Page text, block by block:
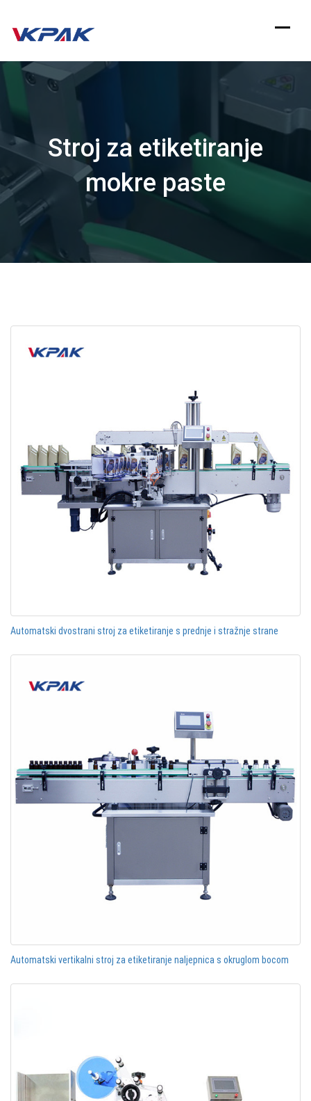
Preskoči
Stroj za etiketiranje
mokre paste
Automatski dvostrani stroj za etiketiranje s prednje i stražnje strane
Automatski vertikalni stroj za etiketiranje naljepnica s okruglom bocom